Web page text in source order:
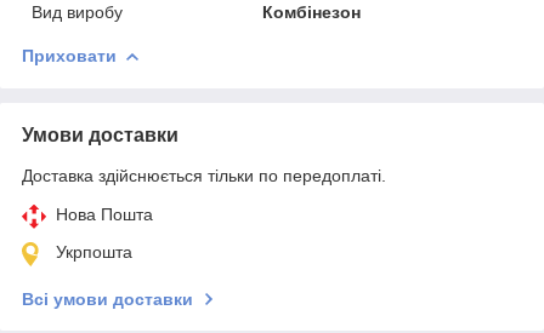
Вид виробу
Комбінезон
Приховати
Умови доставки
Доставка здійснюється тільки по передоплаті.
Нова Пошта
Укрпошта
Всі умови доставки